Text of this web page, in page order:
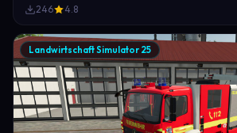
246 4.8
Landwirtschaft Simulator 25